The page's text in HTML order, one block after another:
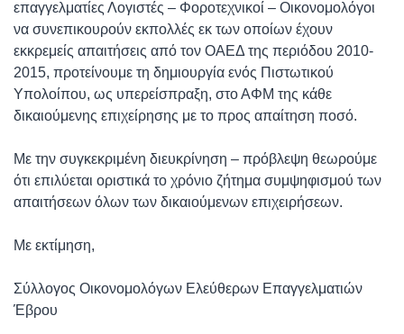
επαγγελματίες Λογιστές – Φοροτεχνικοί – Οικονομολόγοι
να συνεπικουρούν εκπολλές εκ των οποίων έχουν
εκκρεμείς απαιτήσεις από τον ΟΑΕΔ της περιόδου 2010-
2015, προτείνουμε τη δημιουργία ενός Πιστωτικού
Υπολοίπου, ως υπερείσπραξη, στο ΑΦΜ της κάθε
δικαιούμενης επιχείρησης με το προς απαίτηση ποσό.
Με την συγκεκριμένη διευκρίνηση – πρόβλεψη θεωρούμε
ότι επιλύεται οριστικά το χρόνιο ζήτημα συμψηφισμού των
απαιτήσεων όλων των δικαιούμενων επιχειρήσεων.
Με εκτίμηση,
Σύλλογος Οικονομολόγων Ελεύθερων Επαγγελματιών
Έβρου